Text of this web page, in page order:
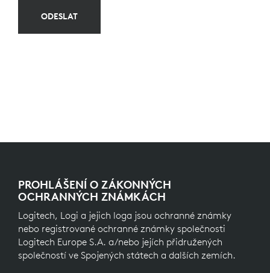
ODESLAT
PROHLÁŠENÍ O ZÁKONNÝCH
OCHRANNÝCH ZNÁMKÁCH
Logitech, Logi a jejich loga jsou ochranné známky
nebo registrované ochranné známky společnosti
Logitech Europe S.A. a/nebo jejích přidružených
společností ve Spojených státech a dalších zemích.